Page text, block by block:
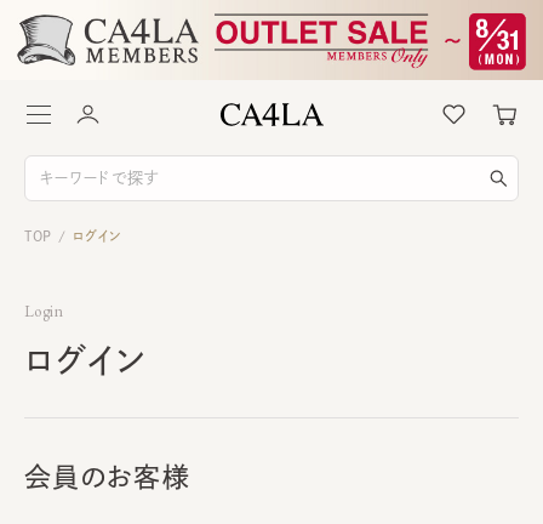
TOP / ログイン
Login
ログイン
会員のお客様